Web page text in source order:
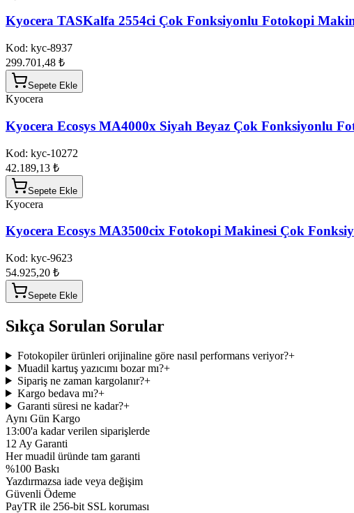
Kyocera TASKalfa 2554ci Çok Fonksiyonlu Fotokopi
Kod: kyc-8937
299.701,48 ₺
Sepete Ekle
Kyocera
Kyocera Ecosys MA4000x Siyah Beyaz Çok Fonksiyonlu
Kod: kyc-10272
42.189,13 ₺
Sepete Ekle
Kyocera
Kyocera Ecosys MA3500cix Fotokopi Makinesi Çok
Kod: kyc-9623
54.925,20 ₺
Sepete Ekle
Sıkça Sorulan Sorular
Fotokopiler ürünleri orijinaline göre nasıl performans veriyor?+
Muadil kartuş yazıcımı bozar mı?+
Sipariş ne zaman kargolanır?+
Kargo bedava mı?+
Garanti süresi ne kadar?+
Aynı Gün Kargo
13:00'a kadar verilen siparişlerde
12 Ay Garanti
Her muadil üründe tam garanti
%100 Baskı
Yazdırmazsa iade veya değişim
Güvenli Ödeme
PayTR ile 256-bit SSL koruması